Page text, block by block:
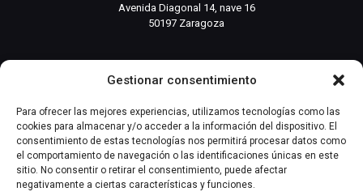
Gestionar consentimiento
Para ofrecer las mejores experiencias, utilizamos tecnologías como las
cookies para almacenar y/o acceder a la información del dispositivo. El
consentimiento de estas tecnologías nos permitirá procesar datos como
el comportamiento de navegación o las identificaciones únicas en este
sitio. No consentir o retirar el consentimiento, puede afectar
negativamente a ciertas características y funciones.
Avenida Diagonal 14, nave 16
50197 Zaragoza
INFORMACIÓN RELEVANTE
Producto
Automatización Industrial